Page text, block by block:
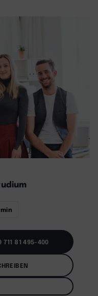
711 81 495-400